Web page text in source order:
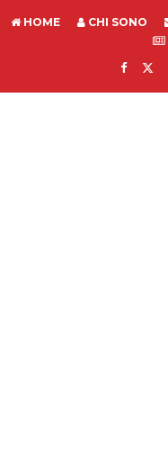
HOME CHI SONO